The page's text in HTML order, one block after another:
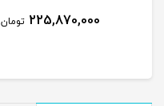
250Nits Matte ROG OLED
225,870,000 تومان